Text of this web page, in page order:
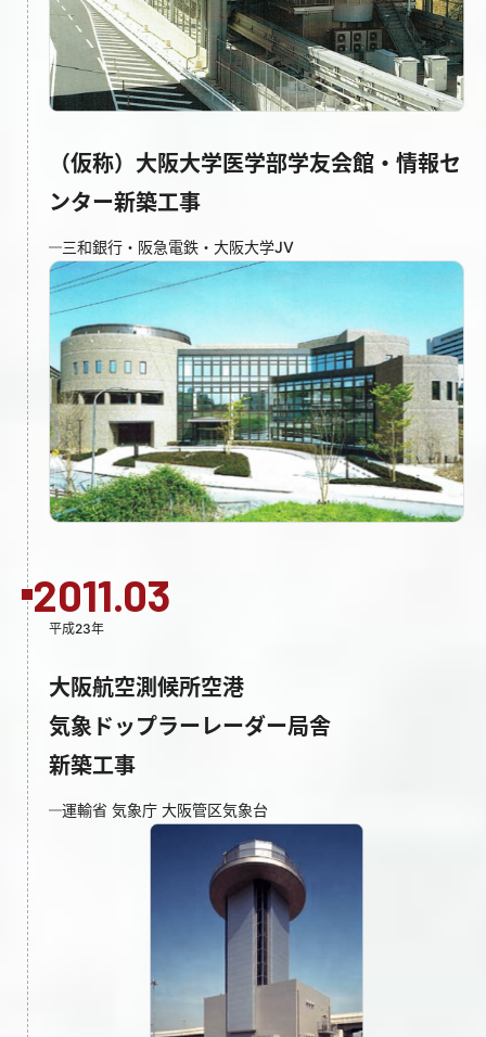
（仮称）大阪大学医学部学友会館・情報セ
ンター新築工事
三和銀行・阪急電鉄・大阪大学JV
2011.03
平成23年
大阪航空測候所空港
気象ドップラーレーダー局舎
新築工事
運輸省 気象庁 大阪管区気象台